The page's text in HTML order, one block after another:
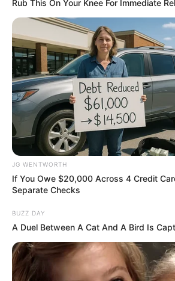
พฤศจิกายน
คนวันอาทิตย์
ไพ่ประจำวันของท่านในวันนี้ คือ
วันนี้ทุกอย่างยังคงดำเนินไปตาม
เต้น บางท่านอาจต้องคิดมากเพ
เลือกอะไรบางอย่างในชีวิต บางท่
ปัญหาคนอื่น การเงินค่อนข้างนิ่ง
Rub This On Your Knee For Immediate
JG WENTWORTH
If You Owe $20,000 Across 4 Credit
Separate Checks
BUZZ DAY
A Duel Between A Cat And A Bird Is